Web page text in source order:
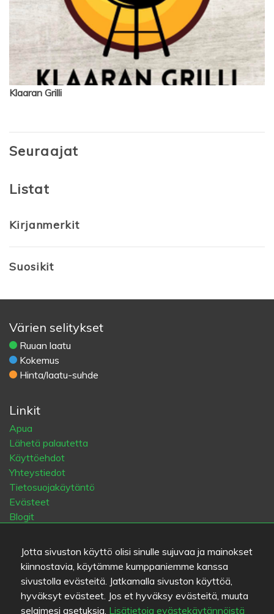
Jotta sivuston käyttö olisi sinulle sujuvaa ja mainokset
kiinnostavia, käytämme kumppaniemme kanssa
sivustolla evästeitä. Jatkamalla sivuston käyttöä,
hyväksyt evästeet. Jos et hyväksy evästeitä, muuta
selaimesi asetuksia. Lisätietoja evästekäytännöistä
Klaaran Grilli
Seuraajat
Listat
Kirjanmerkit
Suosikit
Värien selitykset
Ruuan laatu
Kokemus
Hinta/laatu-suhde
Linkit
Apua
Lähetä palautetta
Käyttöehdot
Yhteystiedot
Tietosuojakäytäntö
Evästeet
Blogit
Suosituimmat kaupungit
Helsinki München Köln Tampere Turku Espoo
Tallinna Vantaa Oulu Kuopio Lahti Jyväskylä Pori